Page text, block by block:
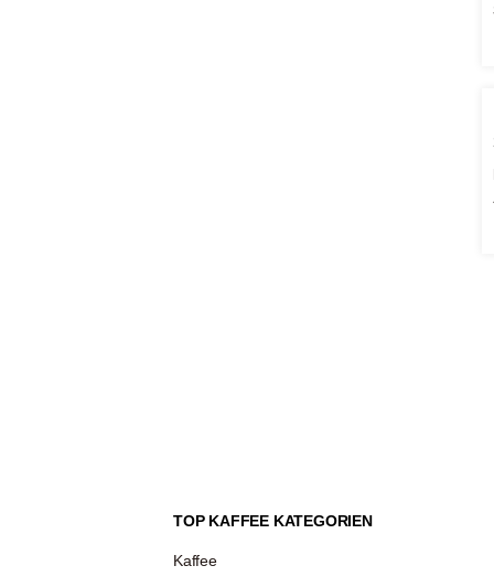
TOP KAFFEE KATEGORIEN
Kaffee